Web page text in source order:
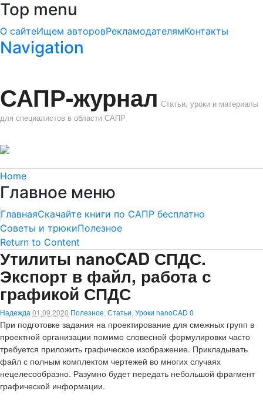
Top menu
О сайтеИщем авторовРекламодателямКонтакты
Navigation
САПР-журнал Статьи, уроки и материалы
для специалистов в области САПР
Home
Главное меню
ГлавнаяСкачайте книги по САПР бесплатно
Советы и трюкиПолезное
Return to Content
Утилиты nanoCAD СПДС.
Экспорт в файл, работа с
графикой СПДС
Надежда 01.09.2020 Полезное Статьи Уроки nanoCAD 0
При подготовке задания на проектирование для смежных групп в
проектной организации помимо словесной формулировки часто
требуется приложить графическое изображение. Прикладывать
файл с полным комплектом чертежей во многих случаях
нецелесообразно. Разумно будет передать небольшой фрагмент
графической информации.